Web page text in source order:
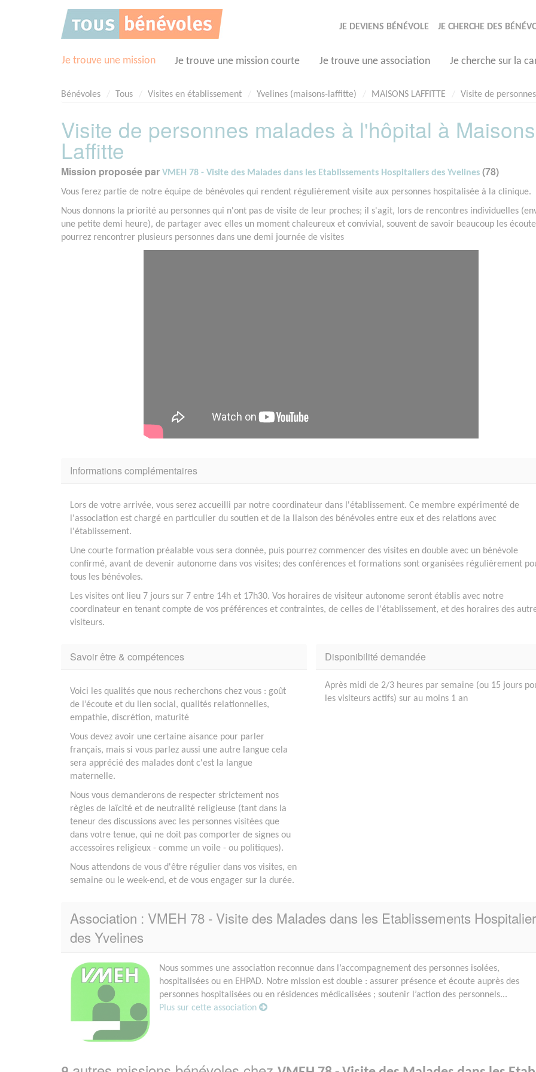
JE DEVIENS BÉNÉVOLE JE CHERCHE DES
Je trouve une mission Je trouve une mission courte Je trouve une association Je cherche sur la
Bénévoles Tous Visites en établissement Yvelines (maisons-laffitte) MAISONS LAFFITTE Visite de
Visite de personnes malades à l'hôpital à Maisons
Laffitte
Mission proposée par VMEH 78 - Visite des Malades dans les Etablissements Hospitaliers des Yvelines (78)
Vous ferez partie de notre équipe de bénévoles qui rendent régulièrement visite aux personnes hospitalisée à la clinique.
Nous donnons la priorité au personnes qui n'ont pas de visite de leur proches; il s'agit, lors de rencontres individuelles
une petite demi heure), de partager avec elles un moment chaleureux et convivial, souvent de savoir beaucoup les
pourrez rencontrer plusieurs personnes dans une demi journée de visites
Informations complémentaires
Lors de votre arrivée, vous serez accueilli par notre coordinateur dans l'établissement. Ce membre expérimenté de
l'association est chargé en particulier du soutien et de la liaison des bénévoles entre eux et des relations avec
l'établissement.
Une courte formation préalable vous sera donnée, puis pourrez commencer des visites en double avec un bénévole
confirmé, avant de devenir autonome dans vos visites; des conférences et formations sont organisées régulièrement
tous les bénévoles.
Les visites ont lieu 7 jours sur 7 entre 14h et 17h30. Vos horaires de visiteur autonome seront établis avec notre
coordinateur en tenant compte de vos préférences et contraintes, de celles de l'établissement, et des horaires des
visiteurs.
Savoir être & compétences
Voici les qualités que nous recherchons chez vous : goût
de l’écoute et du lien social, qualités relationnelles,
empathie, discrétion, maturité
Vous devez avoir une certaine aisance pour parler
français, mais si vous parlez aussi une autre langue cela
sera apprécié des malades dont c'est la langue
maternelle.
Nous vous demanderons de respecter strictement nos
règles de laïcité et de neutralité religieuse (tant dans la
teneur des discussions avec les personnes visitées que
dans votre tenue, qui ne doit pas comporter de signes ou
accessoires religieux - comme un voile - ou politiques).
Nous attendons de vous d'être régulier dans vos visites, en
semaine ou le week-end, et de vous engager sur la durée.
Disponibilité demandée
Après midi de 2/3 heures par semaine (ou 15 jours
les visiteurs actifs) sur au moins 1 an
Association : VMEH 78 - Visite des Malades dans les Etablissements
des Yvelines
Nous sommes une association reconnue dans l’accompagnement des personnes isolées,
hospitalisées ou en EHPAD. Notre mission est double : assurer présence et écoute auprès des
personnes hospitalisées ou en résidences médicalisées ; soutenir l’action des personnels...
Plus sur cette association